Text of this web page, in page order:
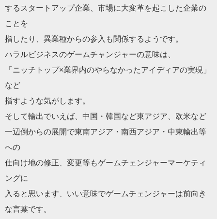
するスタートアップ企業、市場に大変革を起こした企業の
ことを
指したり、異業種からの参入も関係するようです。
ハラルビジネスのゲームチャンジャーの意味は、
「ニッチトップ×業界内のやらなかったアイディアの実現」
など
指すような気がします。
そして輸出でいえば、中国・韓国など東アジア、欧米など
一辺倒からの展開で東南アジア・南西アジア・中東輸出等
への
仕向け地の修正、変更等もゲームチェンジャーマーケティ
ングに
入ると思います、いい意味でゲームチェンジャーは前向き
な言葉です。